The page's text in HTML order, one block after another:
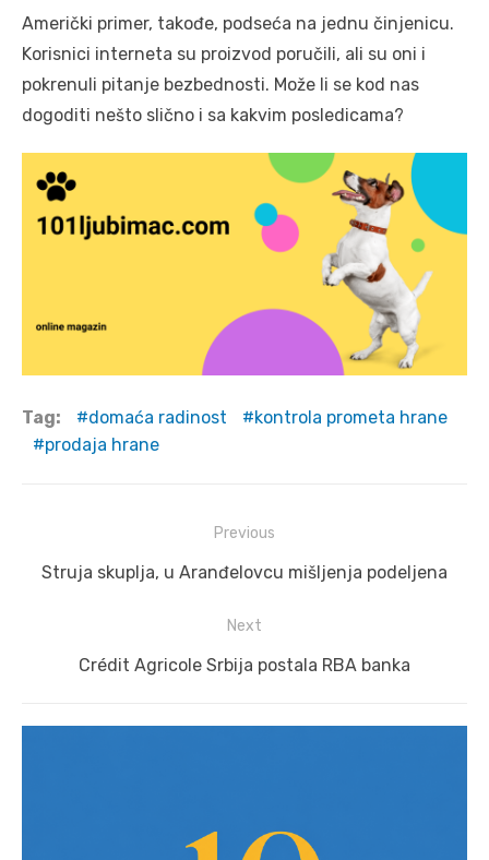
Američki primer, takođe, podseća na jednu činjenicu.
Korisnici interneta su proizvod poručili, ali su oni i
pokrenuli pitanje bezbednosti. Može li se kod nas
dogoditi nešto slično i sa kakvim posledicama?
Tag: domaća radinost
kontrola prometa hrane
prodaja hrane
navigation
Previous
Previous
Struja skuplja, u Aranđelovcu mišljenja podeljena
Next
Next
Crédit Agricole Srbija postala RBA banka